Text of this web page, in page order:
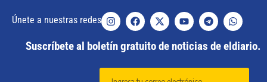
Únete a nuestras redes
Suscríbete al boletín gratuito de noticias de eldiario.